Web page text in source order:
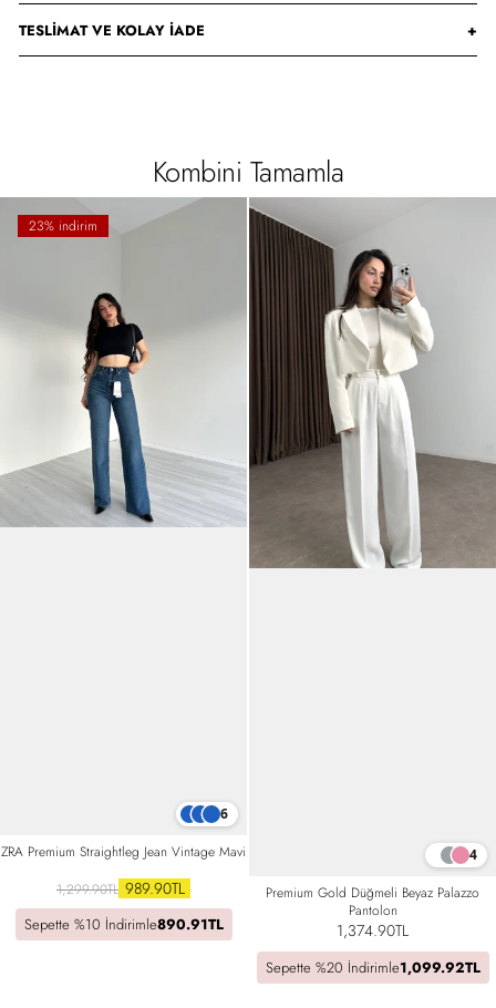
TESLIMAT VE KOLAY İADE +
Kombini Tamamla
23% indirim
6
ZRA Premium Straightleg Jean Vintage Mavi
1,299.90TL 989.90TL
Sepette %10 İndirimle890.91TL
4
Premium Gold Düğmeli Beyaz Palazzo
Pantolon
1,374.90TL
Sepette %20 İndirimle1,099.92TL